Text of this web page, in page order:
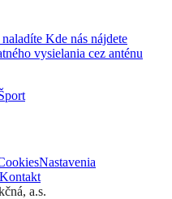
Kde nás nájdete
vysielania cez anténu
Nastavenia
Kontakt
a.s.